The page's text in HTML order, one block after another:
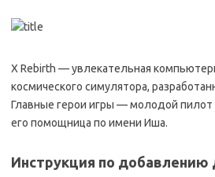
X Rebirth — увлекательная
космического симулятора,
Главные герои игры — молодой
его помощница по имени Иша.
Инструкция по добавлению